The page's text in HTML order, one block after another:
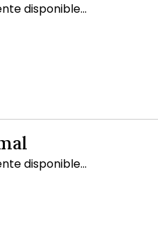
disponible...
disponible...